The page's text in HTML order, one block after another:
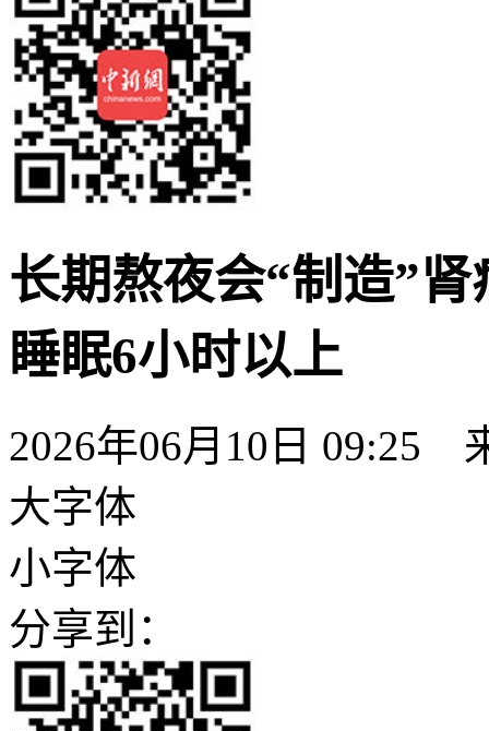
长期熬夜会“制造”
睡眠6小时以上
2026年06月10日 09:25
大字体
小字体
分享到：